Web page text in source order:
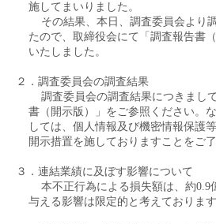
施してまいりました。
その結果、本日、調査委員会より
たので、取締役会にて「調査報告書
いたしました。
２．調査委員会の調査結果
調査委員会の調査結果につきまし
書（開示版）」をご参照ください。
しては、個人情報及び機密情報保護
開示措置を施しておりますことをご
３．連結業績に及ぼす影響について
本不正行為による損失額は、約0.9
与える影響は限定的と考えております